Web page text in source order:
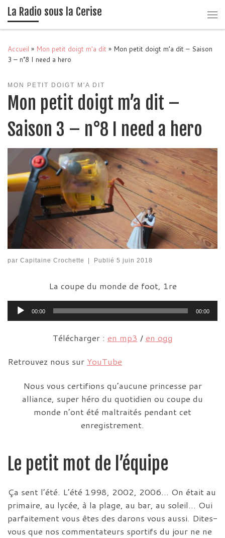
Passer au contenu
La Radio sous la Cerise
Accueil » Mon petit doigt m'a dit » Mon petit doigt m’a dit – Saison
3 – n°8 I need a hero
MON PETIT DOIGT M'A DIT
Mon petit doigt m’a dit –
Saison 3 – n°8 I need a hero
par Capitaine Crochette | Publié 5 juin 2018
La coupe du monde de foot, 1re
Lecteur
audio
00:00 00:00
Télécharger : en mp3 / en ogg
Retrouvez nous sur YouTube
Nous vous certifions qu’aucune princesse par
alliance, super héro du quotidien ou coupe du
monde n’ont été maltraités pendant cet
enregistrement.
Le petit mot de l’équipe
Ça sent l’été. L’été 1998, 2002, 2006… On était au
primaire, au lycée, à la plage, au bar, au soleil… Oui
parfaitement vous êtes des darons vous aussi. Dites-
vous que nos commentateurs sportifs du jour ne ne